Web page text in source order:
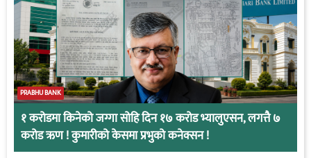
PRABHU BANK
१ करोडमा किनेको जग्गा सोहि दिन १७ करोड भ्यालुएसन, लगत्तै ७
करोड ऋण ! कुमारीको केसमा प्रभुको कनेक्सन !